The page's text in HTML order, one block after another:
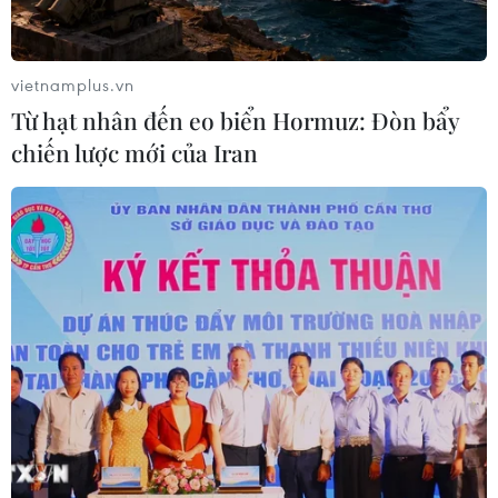
môn
05/08/2026 02:34
Hà Nội kiểm soát chặt chẽ, minh
bạch bữa ăn bán trú trước thềm năm
học mới
05/08/2026 02:01
Hưng Yên chuyển trụ sở dôi dư
thành trường học, mở rộng không
gian giáo dục
05/08/2026 01:21
Bảo đảm ngày khai giảng thực sự là
ngày hội của học sinh và giáo viên
vietnamplus.vn
Từ hạt nhân đến eo biển Hormuz: Đòn bẩy
chiến lược mới của Iran